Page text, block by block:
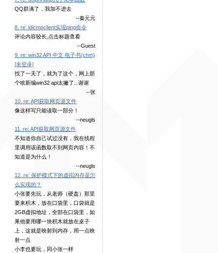
QQ群满了，我加不进去
--秦元元
8. re: idicmpclient实现ping命令
评论内容较长,点击标题查看
--Guest
9. re: win32 API 中文 电子书(chm)
[未登录]
找了一天了，就为了这个，网上那
个啥新编win32 api太撇了...谢谢
--张
10. re: API获取网页源文件
像这样写只能读取一部分！
--neugls
11. re: API获取网页源文件
不知道你自己试过没有，我在线程
里调用该函数取不到网页内容！不
知道是为什么！
--neugls
12. re: 保护模式下的虚拟内存是怎
么实现的？
小张要先玩，从老师（硬盘）那里
要来积木，放在口袋里，口袋就是
2GB虚拟地址，全部在口袋里，如
果他要用哪一块积木就放在桌子
上，这就是映射到内存，用一点映
射一点
小李也要玩，同小张一样